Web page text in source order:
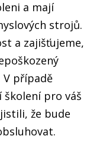
a mají
strojů.
a zajišťujeme,
V případě
pro váš
že bude